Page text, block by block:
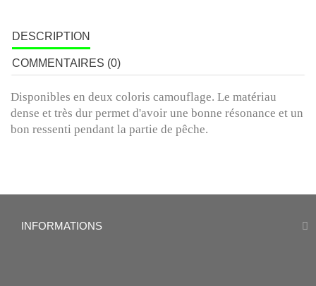
DESCRIPTION
COMMENTAIRES (0)
Disponibles en deux coloris camouflage. Le matériau
dense et très dur permet d'avoir une bonne résonance et un
bon ressenti pendant la partie de pêche.
INFORMATIONS